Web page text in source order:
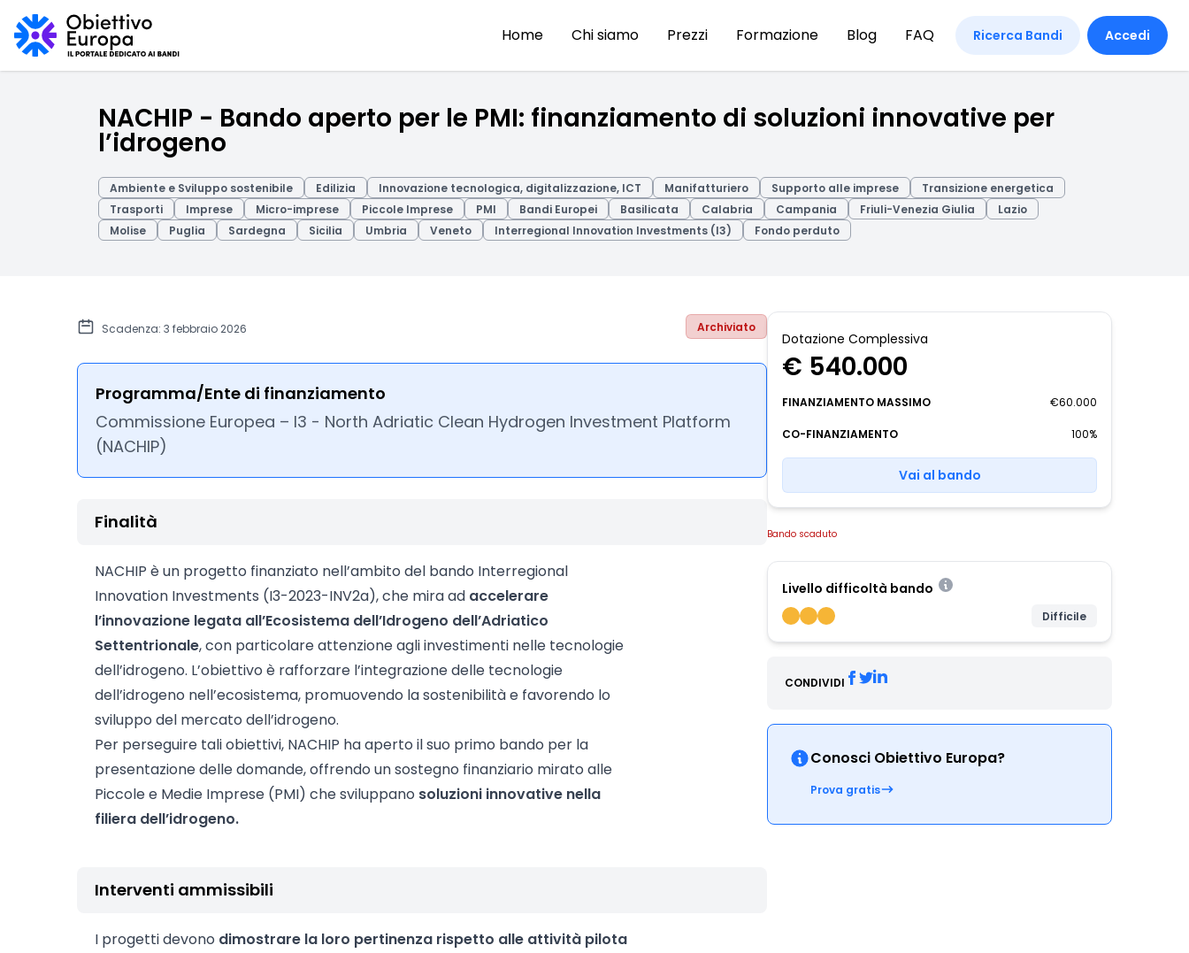
Home Chi siamo Prezzi Formazione Blog FAQ Ricerca Bandi Accedi
NACHIP - Bando aperto per le PMI: finanziamento di soluzioni innovative per
l’idrogeno
Ambiente e Sviluppo sostenibile Edilizia Innovazione tecnologica, digitalizzazione, ICT Manifatturiero Supporto alle imprese
Transizione energetica
Trasporti
Imprese Micro-imprese Piccole Imprese PMI Bandi Europei Basilicata Calabria Campania Friuli-Venezia Giulia
Lazio
Molise
Puglia Sardegna Sicilia Umbria Veneto Interregional Innovation Investments (I3) Fondo perduto
Scadenza: 3 febbraio 2026 Archiviato
Programma/Ente di finanziamento
Commissione Europea – I3 - North Adriatic Clean Hydrogen Investment Platform
(NACHIP)
Finalità
NACHIP è un progetto finanziato nell’ambito del bando Interregional
Innovation Investments (I3-2023-INV2a), che mira ad accelerare
l’innovazione legata all’Ecosistema dell’Idrogeno dell’Adriatico
Settentrionale, con particolare attenzione agli investimenti nelle tecnologie
dell’idrogeno. L’obiettivo è rafforzare l’integrazione delle tecnologie
dell’idrogeno nell’ecosistema, promuovendo la sostenibilità e favorendo lo
sviluppo del mercato dell’idrogeno.
Per perseguire tali obiettivi, NACHIP ha aperto il suo primo bando per la
presentazione delle domande, offrendo un sostegno finanziario mirato alle
Piccole e Medie Imprese (PMI) che sviluppano soluzioni innovative nella
filiera dell’idrogeno.
Interventi ammissibili
I progetti devono dimostrare la loro pertinenza rispetto alle attività pilota
Dotazione Complessiva
€ 540.000
FINANZIAMENTO MASSIMO €60.000
CO-FINANZIAMENTO 100%
Vai al bando
Bando scaduto
Livello difficoltà bando
Difficile
CONDIVIDI
Conosci Obiettivo Europa?
Prova gratis